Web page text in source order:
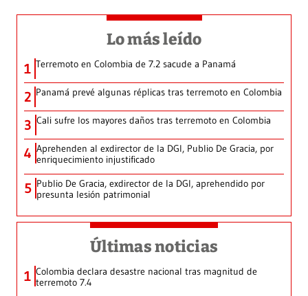
Lo más leído
1 Terremoto en Colombia de 7.2 sacude a Panamá
2 Panamá prevé algunas réplicas tras terremoto en Colombia
3 Cali sufre los mayores daños tras terremoto en Colombia
4 Aprehenden al exdirector de la DGI, Publio De Gracia, por
enriquecimiento injustificado
5 Publio De Gracia, exdirector de la DGI, aprehendido por
presunta lesión patrimonial
Últimas noticias
1 Colombia declara desastre nacional tras magnitud de
terremoto 7.4